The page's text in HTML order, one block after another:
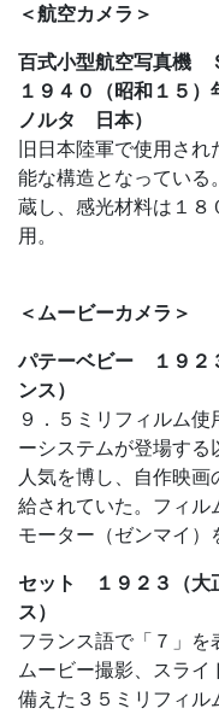
＜航空カメラ＞
百式小型航空写真機
１９４０（昭和１５
ノルタ 日本）
旧日本陸軍で使用さ
能な構造となっている
蔵し、感光材料は１８
用。
＜ムービーカメラ＞
パテーベビー １９２
ンス）
９．５ミリフィルム
ーシステムが登場す
人気を博し、自作映
給されていた。フィル
モーター（ゼンマイ）
セット １９２３（大
ス）
フランス語で「７」を
ムービー撮影、スラ
備えた３５ミリフィ